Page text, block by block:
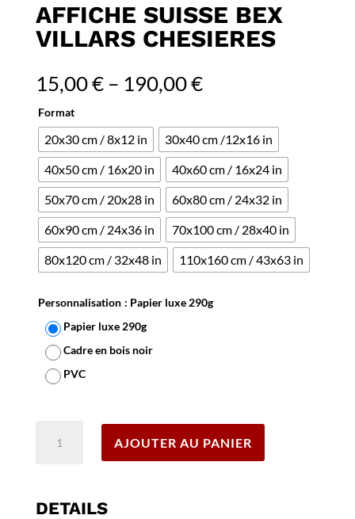
AFFICHE SUISSE BEX
VILLARS CHESIERES
15,00€– 190,00€
Format
20x30 cm / 8x12 in
30x40 cm /12x16 in
40x50 cm / 16x20 in
40x60 cm / 16x24 in
50x70 cm / 20x28 in
60x80 cm / 24x32 in
60x90 cm / 24x36 in
70x100 cm / 28x40 in
80x120 cm / 32x48 in
110x160 cm / 43x63 in
Personnalisation : Papier luxe 290g
Papier luxe 290g
Cadre en bois noir
PVC
Bex
AJOUTER AU PANIER
DETAILS